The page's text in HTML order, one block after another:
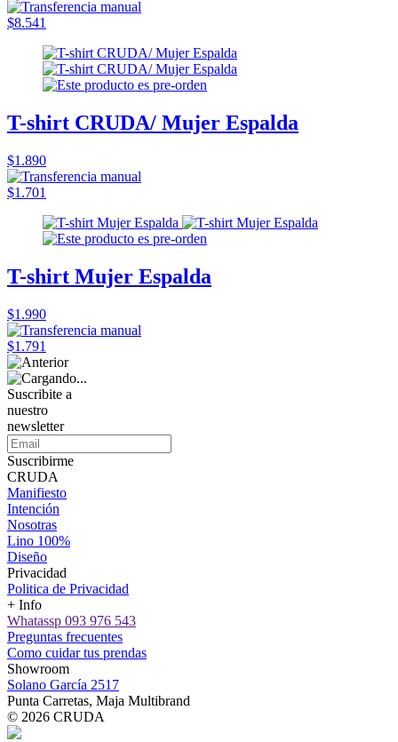
$8.541
T-shirt CRUDA/ Mujer Espalda
$1.890
$1.701
T-shirt Mujer Espalda
$1.990
$1.791
Suscribite a
nuestro
newsletter
Suscribirme
CRUDA
Manifiesto
Intención
Nosotras
Lino 100%
Diseño
Privacidad
Politica de Privacidad
+ Info
Whatassp 093 976 543
Preguntas frecuentes
Como cuidar tus prendas
Showroom
Solano García 2517
Punta Carretas, Maja Multibrand
© 2026 CRUDA